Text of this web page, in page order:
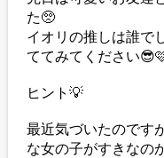
た🥺
イオリの推しは誰で
ててみてください
ヒント💡
最近気づいたのです
な女の子がすきなの